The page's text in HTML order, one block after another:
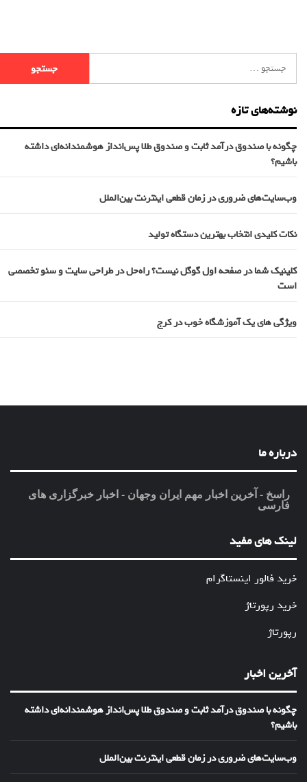
نوشته‌های تازه
چگونه با صندوق درآمد ثابت و صندوق طلا پس‌انداز هوشمندانه‌ای داشته
باشیم؟
وب‌سایت‌های ضروری در زمان قطعی اینترنت بین‌الملل
نکات کلیدی انتخاب بهترین دستگاه تولید
کلینیک شما در صفحه اول گوگل نیست؟ راه‌حل در طراحی سایت و سئو تخصصی
است
ویژگی های یک آموزشگاه خوب در کرج
درباره ما
راسخ - آخرین اخبار مهم ایران وجهان - اخبار خبرگزاری های
فارسی
لینک های مفید
خرید فالور اینستاگرام
خرید رپورتاژ
رپورتاژ
آخرین اخبار
چگونه با صندوق درآمد ثابت و صندوق طلا پس‌انداز هوشمندانه‌ای داشته
باشیم؟
وب‌سایت‌های ضروری در زمان قطعی اینترنت بین‌الملل